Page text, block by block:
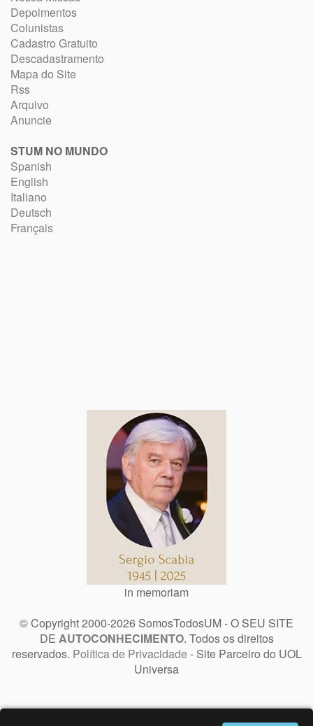
Depoimentos
Colunistas
Cadastro Gratuito
Descadastramento
Mapa do Site
Rss
Arquivo
Anuncie
STUM NO MUNDO
Spanish
English
Italiano
Deutsch
Français
in memoriam
© Copyright 2000-2026 SomosTodosUM - O SEU SITE
DE AUTOCONHECIMENTO. Todos os direitos
reservados. Política de Privacidade - Site Parceiro do UOL
Universa